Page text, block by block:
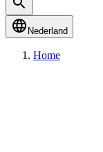
Nederland
Home